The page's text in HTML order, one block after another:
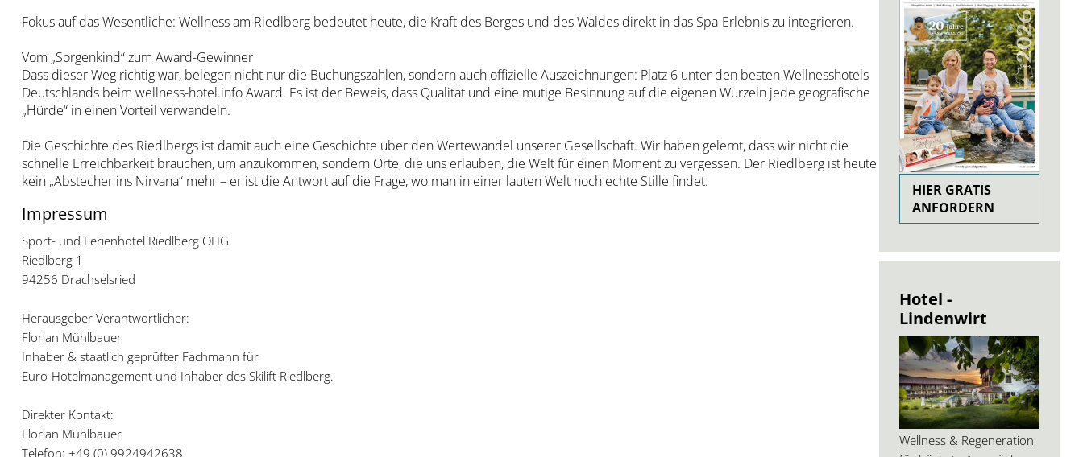
Fokus auf das Wesentliche: Wellness am Riedlberg bedeutet heute, die Kraft des Berges und des Waldes direkt in das Spa-Erlebnis zu integrieren.
Vom „Sorgenkind“ zum Award-Gewinner
Dass dieser Weg richtig war, belegen nicht nur die Buchungszahlen, sondern auch offizielle Auszeichnungen: Platz 6 unter den besten Wellnesshotels
Deutschlands beim wellness-hotel.info Award. Es ist der Beweis, dass Qualität und eine mutige Besinnung auf die eigenen Wurzeln jede geografische
„Hürde“ in einen Vorteil verwandeln.
Die Geschichte des Riedlbergs ist damit auch eine Geschichte über den Wertewandel unserer Gesellschaft. Wir haben gelernt, dass wir nicht die
schnelle Erreichbarkeit brauchen, um anzukommen, sondern Orte, die uns erlauben, die Welt für einen Moment zu vergessen. Der Riedlberg ist heute
kein „Abstecher ins Nirvana“ mehr – er ist die Antwort auf die Frage, wo man in einer lauten Welt noch echte Stille findet.
Impressum
Sport- und Ferienhotel Riedlberg OHG
Riedlberg 1
94256 Drachselsried
Herausgeber Verantwortlicher:
Florian Mühlbauer
Inhaber & staatlich geprüfter Fachmann für
Euro-Hotelmanagement und Inhaber des Skilift Riedlberg.
Direkter Kontakt:
Florian Mühlbauer
Telefon: +49 (0) 9924942638
HIER GRATIS
ANFORDERN
Hotel -
Lindenwirt
Wellness & Regeneration